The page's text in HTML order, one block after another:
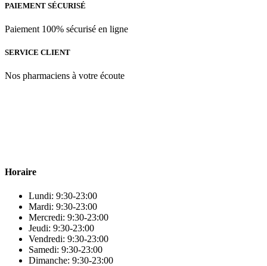
PAIEMENT SÉCURISÉ
Paiement 100% sécurisé en ligne
SERVICE CLIENT
Nos pharmaciens à votre écoute
Horaire
Lundi: 9:30-23:00
Mardi: 9:30-23:00
Mercredi: 9:30-23:00
Jeudi: 9:30-23:00
Vendredi: 9:30-23:00
Samedi: 9:30-23:00
Dimanche: 9:30-23:00